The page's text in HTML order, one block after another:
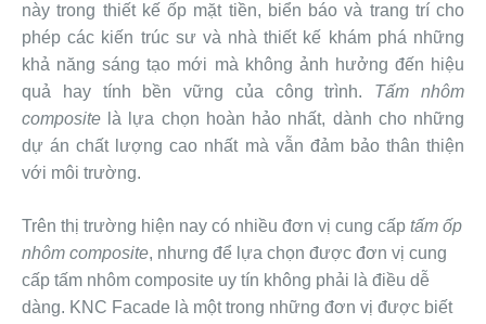
này trong thiết kế ốp mặt tiền, biển báo và trang trí cho
phép các kiến ​​trúc sư và nhà thiết kế khám phá những
khả năng sáng tạo mới mà không ảnh hưởng đến hiệu
quả hay tính bền vững của công trình. Tấm nhôm
composite là lựa chọn hoàn hảo nhất, dành cho những
dự án chất lượng cao nhất mà vẫn đảm bảo thân thiện
với môi trường.
Trên thị trường hiện nay có nhiều đơn vị cung cấp tấm ốp
nhôm composite, nhưng để lựa chọn được đơn vị cung
cấp tấm nhôm composite uy tín không phải là điều dễ
dàng. KNC Facade là một trong những đơn vị được biết